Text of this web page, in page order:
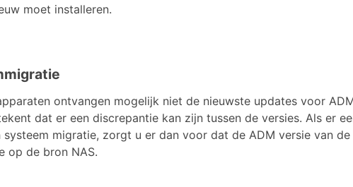
moet installeren.
ontvangen mogelijk niet de nieuwste updates voor
dat er een discrepantie kan zijn tussen de versies. Als er
migratie, zorgt u er dan voor dat de ADM versie van
op de bron NAS.